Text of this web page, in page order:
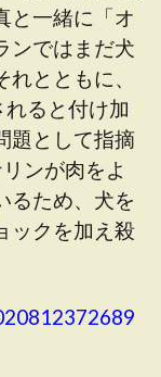
と一緒に「オ
ンではまだ犬
とともに、
ると付け加
題として指摘
ンが肉をよ
るため、犬を
ックを加え殺